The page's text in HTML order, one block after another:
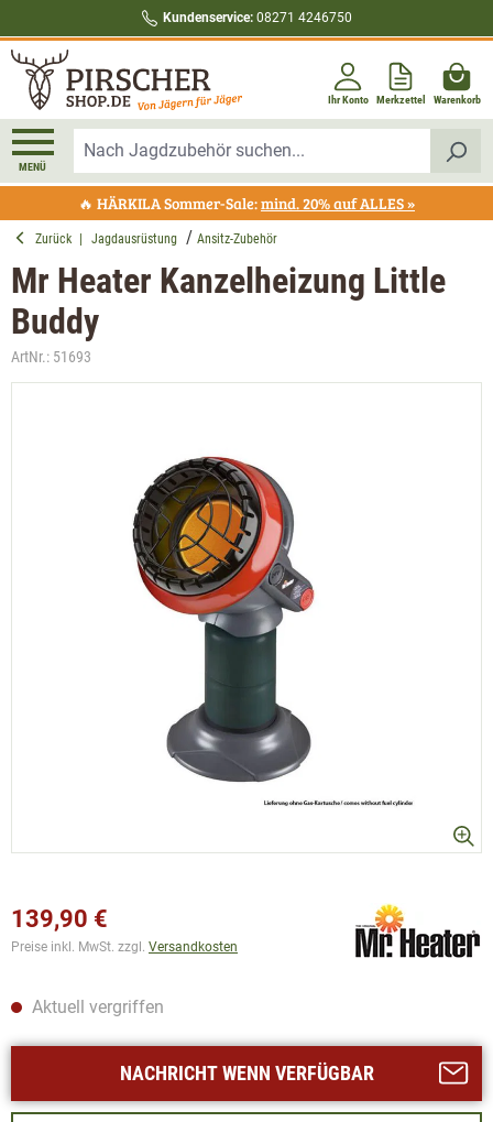
Kundenservice: 08271 4246750
Ihr Konto Merkzettel Warenkorb
MENÜ
🔥 HÄRKILA Sommer-Sale:mind. 20% auf ALLES »
Zurück Jagdausrüstung Ansitz-Zubehör
Mr Heater Kanzelheizung Little
Buddy
ArtNr.: 51693
139,90 €
Preise inkl. MwSt. zzgl. Versandkosten
Aktuell vergriffen
NACHRICHT WENN VERFÜGBAR